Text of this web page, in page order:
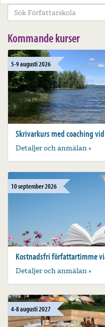
Kommande kurser
5-9 augusti 2026
Skrivarkurs med coaching
Detaljer och anmälan »
10 september 2026
Kostnadsfri författartimme
Detaljer och anmälan »
4-8 augusti 2027